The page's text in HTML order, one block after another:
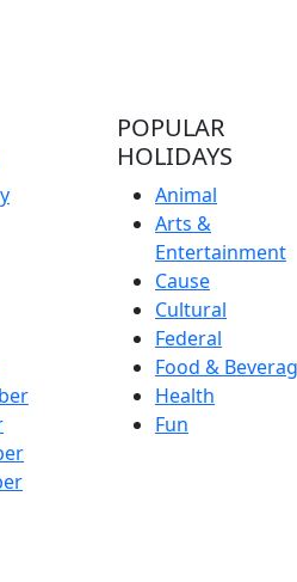
POPULAR
HOLIDAYS
Animal
Arts &
Entertainment
Cause
Cultural
Federal
Food &
Health
Fun